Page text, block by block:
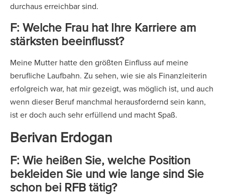
durchaus erreichbar sind.
F: Welche Frau hat Ihre Karriere am
stärksten beeinflusst?
Meine Mutter hatte den größten Einfluss auf meine
berufliche Laufbahn. Zu sehen, wie sie als Finanzleiterin
erfolgreich war, hat mir gezeigt, was möglich ist, und auch
wenn dieser Beruf manchmal herausfordernd sein kann,
ist er doch auch sehr erfüllend und macht Spaß.
Berivan Erdogan
F: Wie heißen Sie, welche Position
bekleiden Sie und wie lange sind Sie
schon bei RFB tätig?